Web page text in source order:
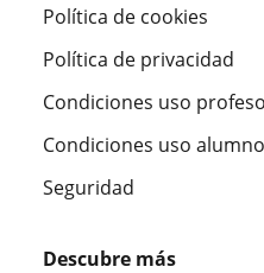
Política de cookies
Política de privacidad
Condiciones uso
Condiciones uso
Seguridad
Descubre más